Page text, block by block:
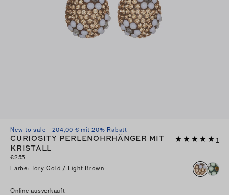
New to sale - 204,00 € mit 20% Rabatt
CURIOSITY PERLENOHRHÄNGER MIT
KRISTALL
1
€255
Farbe: Tory Gold / Light Brown
Online ausverkauft